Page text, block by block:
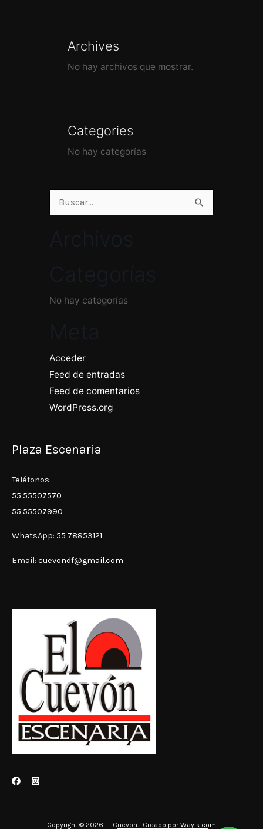
Archives
No hay archivos que mostrar.
Categories
No hay categorías
Buscar
No hay categorías
Acceder
Feed de entradas
Feed de comentarios
WordPress.org
Plaza Escenaria
Teléfonos:
55 55507570
55 55507990
WhatsApp: 55 78853121
Email: cuevondf@gmail.com
Copyright © 2026 El Cuevon | Creado por Wayik.com